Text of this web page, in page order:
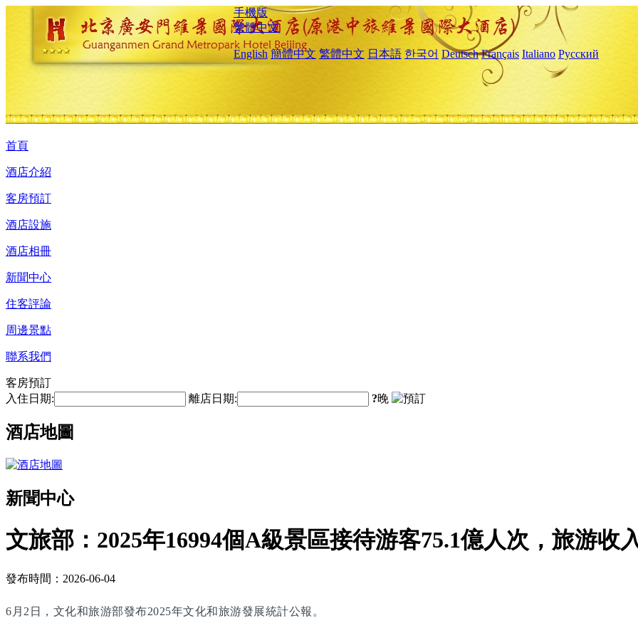
手機版
繁體中文
English 簡體中文 繁體中文 日本語 한국어 Deutsch Français Italiano Русский
首頁
酒店介紹
客房預訂
酒店設施
酒店相冊
新聞中心
住客評論
周邊景點
聯系我們
客房預訂
入住日期:
離店日期: ?晚
酒店地圖
新聞中心
文旅部：2025年16994個A級景區接待游客75.1億人次，旅游收
發布時間：2026-06-04
6月2日，文化和旅游部發布2025年文化和旅游發展統計公報。